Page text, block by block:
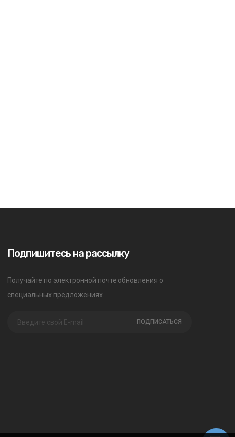
Подпишитесь на рассылку
Получайте по электронной почте обновления о
специальных предложениях.
ПОДПИСАТЬСЯ